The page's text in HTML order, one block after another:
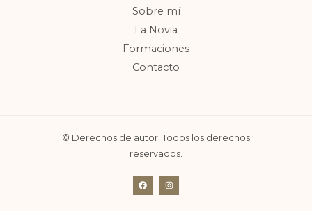
Sobre mí
La Novia
Formaciones
Contacto
© Derechos de autor. Todos los derechos
reservados.